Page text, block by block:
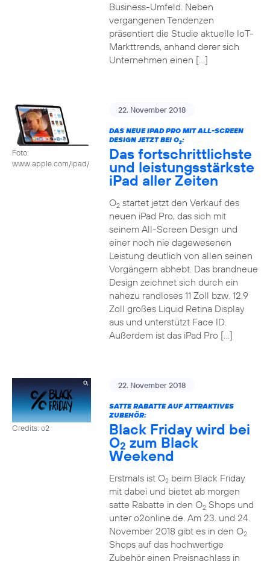
Business-Umfeld. Neben
vergangenen Tendenzen
präsentiert die Studie aktuelle IoT-
Markttrends, anhand derer sich
Unternehmen einen […]
Foto:
www.apple.com/ipad/
22. November 2018
DAS NEUE IPAD PRO MIT ALL-SCREEN
DESIGN JETZT BEI O2:
Das fortschrittlichste
und leistungsstärkste
iPad aller Zeiten
O2startet jetzt den Verkauf des
neuen iPad Pro, das sich mit
seinem All-Screen Design und
einer noch nie dagewesenen
Leistung deutlich von allen seinen
Vorgängern abhebt. Das brandneue
Design zeichnet sich durch ein
nahezu randloses 11 Zoll bzw. 12,9
Zoll großes Liquid Retina Display
aus und unterstützt Face ID.
Außerdem ist das iPad Pro […]
Credits: o2
22. November 2018
SATTE RABATTE AUF ATTRAKTIVES
ZUBEHÖR:
Black Friday wird bei
O2 zum Black
Weekend
Erstmals ist O2beim Black Friday
mit dabei und bietet ab morgen
satte Rabatte in den O2Shops und
unter o2online.de. Am 23. und 24.
November 2018 gibt es in den O2
Shops auf das hochwertige
Zubehör einen Preisnachlass in